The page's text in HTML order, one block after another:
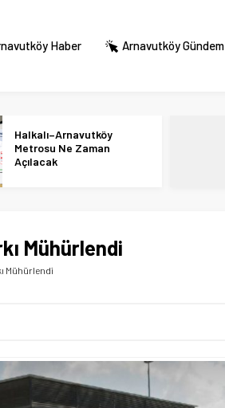
Haber Arnavutköy Gündem
Halkalı–Arnavutköy
Metrosu Ne Zaman
Açılacak
Mühürlendi
Mühürlendi